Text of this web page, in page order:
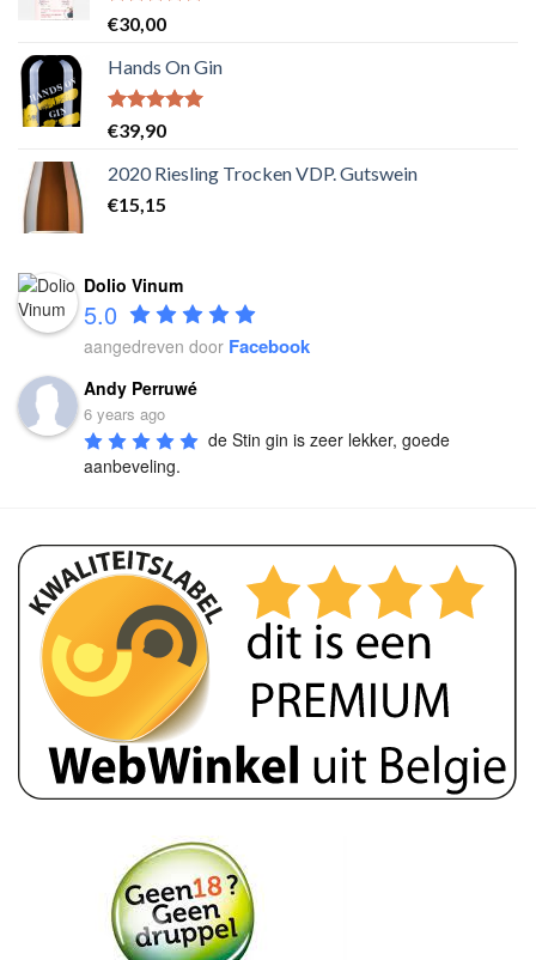
Waardering
5.00uit 5
€30,00
Hands On Gin
Waardering
5.00uit 5
€39,90
2020 Riesling Trocken VDP. Gutswein
€15,15
Dolio Vinum
5.0
aangedreven door Facebook
Andy Perruwé
6 years ago
de Stin gin is zeer lekker, goede
aanbeveling.